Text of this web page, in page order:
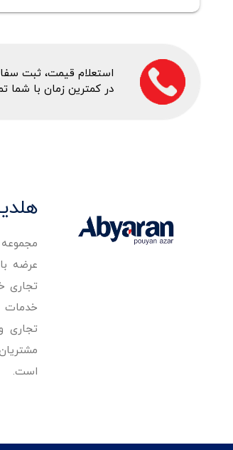
استعلام قیمت، ثبت
در کمترین زمان با
مجموعه
تجاری
خدمات
تجاری
است.